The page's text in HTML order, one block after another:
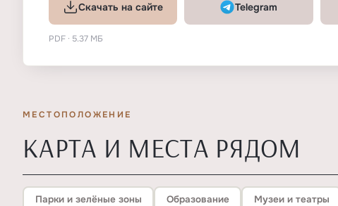
Скачать на сайте Telegram
PDF · 5.37 МБ
МЕСТОПОЛОЖЕНИЕ
КАРТА И МЕСТА РЯДОМ
Парки и зелёные зоны Образование Музеи и театры